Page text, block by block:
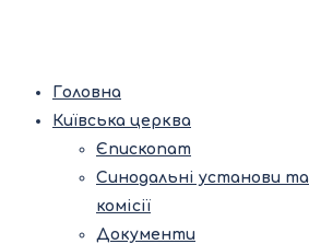
Головна
Київська церква
Єпископат
Синодальні установи та
комісії
Документи